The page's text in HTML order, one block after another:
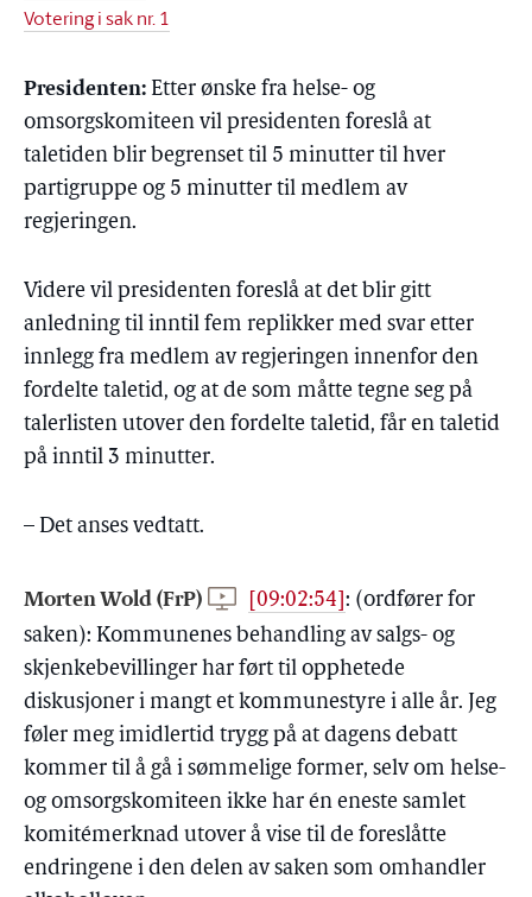
Votering i sak nr. 1
Presidenten: Etter ønske fra helse- og
omsorgskomiteen vil presidenten foreslå at
taletiden blir begrenset til 5 minutter til hver
partigruppe og 5 minutter til medlem av
regjeringen.
Videre vil presidenten foreslå at det blir gitt
anledning til inntil fem replikker med svar etter
innlegg fra medlem av regjeringen innenfor den
fordelte taletid, og at de som måtte tegne seg på
talerlisten utover den fordelte taletid, får en taletid
på inntil 3 minutter.
– Det anses vedtatt.
Morten Wold (FrP) [09:02:54] : (ordfører for
saken): Kommunenes behandling av salgs- og
skjenkebevillinger har ført til opphetede
diskusjoner i mangt et kommunestyre i alle år. Jeg
føler meg imidlertid trygg på at dagens debatt
kommer til å gå i sømmelige former, selv om helse-
og omsorgskomiteen ikke har én eneste samlet
komitémerknad utover å vise til de foreslåtte
endringene i den delen av saken som omhandler